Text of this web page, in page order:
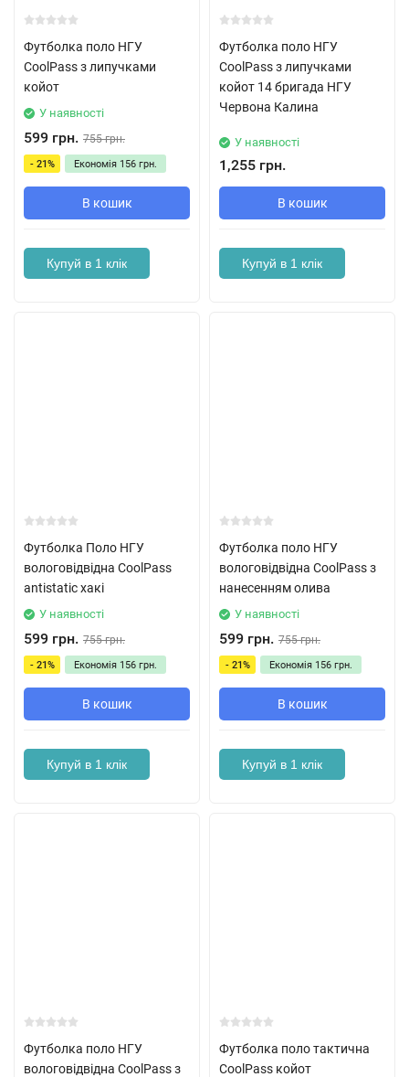
Футболка поло НГУ
CoolPass з липучками
койот
У наявності
599 грн. 755 грн.
- 21% Економія 156 грн.
В кошик
Купуй в 1 клік
Футболка поло НГУ
CoolPass з липучками
койот 14 бригада НГУ
Червона Калина
У наявності
1,255 грн.
В кошик
Купуй в 1 клік
Футболка Поло НГУ
вологовідвідна CoolPass
antistatic хакі
У наявності
599 грн. 755 грн.
- 21% Економія 156 грн.
В кошик
Купуй в 1 клік
Футболка поло НГУ
вологовідвідна CoolPass з
нанесенням олива
У наявності
599 грн. 755 грн.
- 21% Економія 156 грн.
В кошик
Купуй в 1 клік
Футболка поло НГУ
вологовідвідна CoolPass з
Футболка поло тактична
CoolPass койот